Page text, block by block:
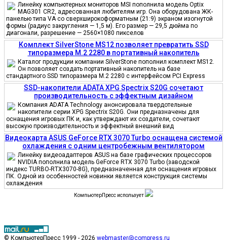
Линейку компьютерных мониторов MSI пополнила модель Optix
MAG301 CR2, адресованная любителям игр. Она оборудована ЖК-
панелью типа VA со сверхширокоформатным (21:9) экраном изогнутой
формы (радиус закругления — 1,5 м). Его размер — 29,5 дюйма по
диагонали, разрешение — 2560×1080 пикселов
Комплект SilverStone MS12 позволяет превратить SSD
типоразмера M.2 2280 в портативный накопитель
Каталог продукции компании SilverStone пополнил комплект MS12.
Он позволяет создать портативный накопитель на базе
стандартного SSD типоразмера M.2 2280 с интерфейсом PCI Express
SSD-накопители ADATA XPG Spectrix S20G сочетают
производительность с эффектным дизайном
Компания ADATA Technology анонсировала твердотельные
накопители серии XPG Spectrix S20G. Они предназначены для
оснащения игровых ПК и, как утверждают их создатели, сочетают
высокую производительность и эффектный внешний вид
Видеокарта ASUS GeForce RTX 3070 Turbo оснащена системой
охлаждения с одним центробежным вентилятором
Линейку видеоадаптеров ASUS на базе графических процессоров
NVIDIA пополнила модель GeForce RTX 3070 Turbo (заводской
индекс TURBO-RTX3070-8G), предназначенная для оснащения игровых
ПК. Одной из особенностей новинки является конструкция системы
охлаждения
КомпьютерПресс использует
© КомпьютерПресс 1999 - 2026 webmaster@compress.ru